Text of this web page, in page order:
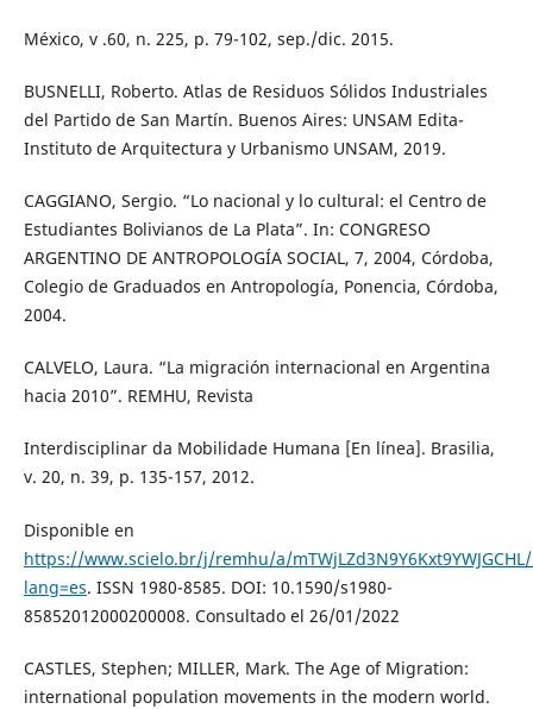
México, v .60, n. 225, p. 79-102, sep./dic. 2015.
BUSNELLI, Roberto. Atlas de Residuos Sólidos Industriales
del Partido de San Martín. Buenos Aires: UNSAM Edita-
Instituto de Arquitectura y Urbanismo UNSAM, 2019.
CAGGIANO, Sergio. “Lo nacional y lo cultural: el Centro de
Estudiantes Bolivianos de La Plata”. In: CONGRESO
ARGENTINO DE ANTROPOLOGÍA SOCIAL, 7, 2004, Córdoba,
Colegio de Graduados en Antropología, Ponencia, Córdoba,
2004.
CALVELO, Laura. “La migración internacional en Argentina
hacia 2010”. REMHU, Revista
Interdisciplinar da Mobilidade Humana [En línea]. Brasilia,
v. 20, n. 39, p. 135-157, 2012.
Disponible en
https://www.scielo.br/j/remhu/a/
lang=es. ISSN 1980-8585. DOI: 10.1590/s1980-
85852012000200008. Consultado el 26/01/2022
CASTLES, Stephen; MILLER, Mark. The Age of Migration:
international population movements in the modern world.